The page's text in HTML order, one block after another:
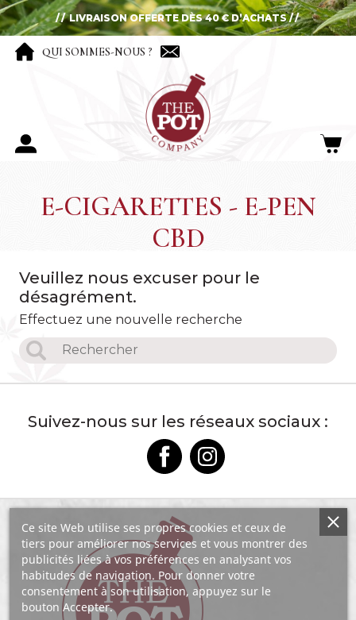
LIVRAISON OFFERTE DÈS 40 € D’ACHATS
QUI SOMMES-NOUS ?
E-CIGARETTES - E-PEN
CBD
Veuillez nous excuser pour le
désagrément.
Effectuez une nouvelle recherche
Suivez-nous sur les réseaux sociaux :
Ce site Web utilise ses propres cookies et ceux de
tiers pour améliorer nos services et vous montrer des
publicités liées à vos préférences en analysant vos
habitudes de navigation. Pour donner votre
consentement à son utilisation, appuyez sur le
bouton Accepter.